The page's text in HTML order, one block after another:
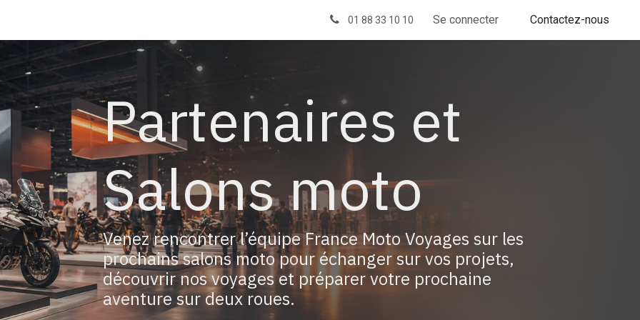
Demandez votre Devis
01 88 33 10 10 Se connecter Contactez-nous
Partenaires et
Salons moto
Venez rencontrer l’équipe France Moto Voyages sur les
prochains salons moto pour échanger sur vos projets,
découvrir nos voyages et préparer votre prochaine
aventure sur deux roues.